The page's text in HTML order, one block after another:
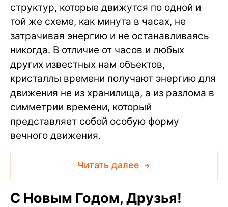
структур, которые движутся по одной и
той же схеме, как минута в часах, не
затрачивая энергию и не останавливаясь
никогда. В отличие от часов и любых
других известных нам объектов,
кристаллы времени получают энергию для
движения не из хранилища, а из разлома в
симметрии времени, который
представляет собой особую форму
вечного движения.
Читать далее
С Новым Годом, Друзья!